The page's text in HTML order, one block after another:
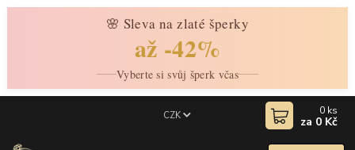
🌸 Sleva na zlaté šperky
až -42%
Vyberte si svůj šperk včas
CZK 0 ks
za 0 Kč